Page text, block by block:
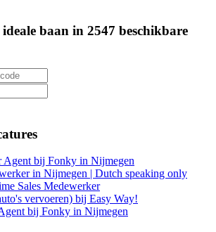
baan in 2547 beschikbare
Agent bij Fonky in Nijmegen
in Nijmegen | Dutch speaking only
Sales Medewerker
vervoeren) bij Easy Way!
bij Fonky in Nijmegen